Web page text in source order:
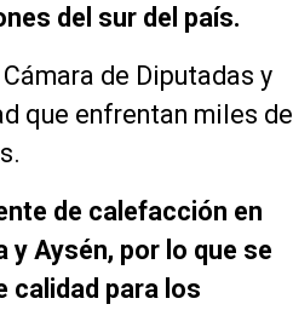
del sur del país.
de Diputadas y
que enfrentan miles de
de calefacción en
y Aysén, por lo que se
calidad para los